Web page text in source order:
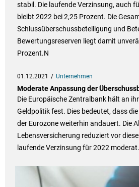
stabil. Die laufende Verzinsung, auch
bleibt 2022 bei 2,25 Prozent. Die
Schlussüberschussbeteiligung und
Bewertungsreserven liegt damit
Prozent.N
01.12.2021 Unternehmen
Moderate Anpassung der
Die Europäische Zentralbank hält an
Geldpolitik fest. Dies bedeutet, dass
der Eurozone weiterhin andauert. Die
Lebensversicherung reduziert vor
laufende Verzinsung für 2022 moderat.